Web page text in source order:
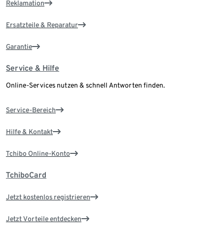
Reklamation
Ersatzteile & Reparatur
Garantie
Service & Hilfe
Online-Services nutzen & schnell Antworten finden.
Service-Bereich
Hilfe & Kontakt
Tchibo Online-Konto
TchiboCard
Jetzt kostenlos registrieren
Jetzt Vorteile entdecken